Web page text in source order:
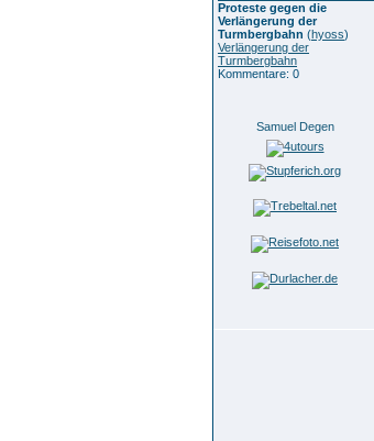
Proteste gegen die
Verlängerung der
Turmbergbahn (hyoss)
Verlängerung der
Turmbergbahn
Kommentare: 0
Samuel Degen